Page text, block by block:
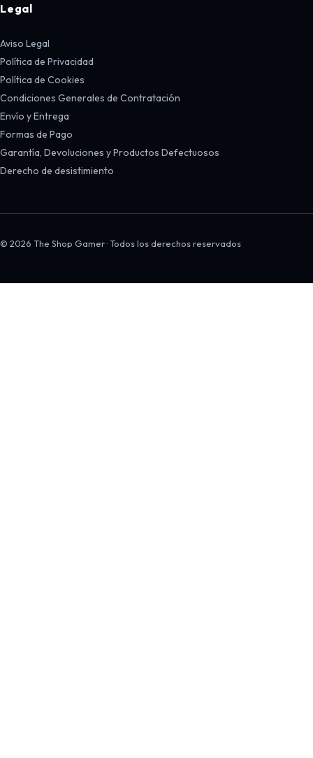
Legal
Aviso Legal
Política de Privacidad
Política de Cookies
Condiciones Generales de Contratación
Envío y Entrega
Formas de Pago
Garantía, Devoluciones y Productos Defectuosos
Derecho de desistimiento
© 2026 The Shop Gamer · Todos los derechos reservados